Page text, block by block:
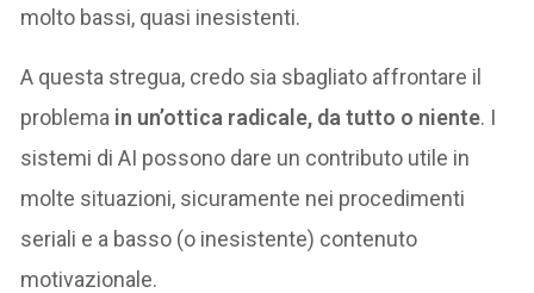
molto bassi, quasi inesistenti.
A questa stregua, credo sia sbagliato affrontare il
problema in un’ottica radicale, da tutto o niente. I
sistemi di AI possono dare un contributo utile in
molte situazioni, sicuramente nei procedimenti
seriali e a basso (o inesistente) contenuto
motivazionale.